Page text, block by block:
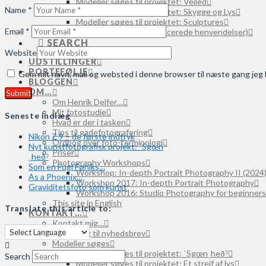
Modeller søges til projektet: Skygge og Lys
Modeller søges til projektet: Sculptures
Modeller søges (uspecificerede henvendelser)
SEARCH
UDSTILLINGER
PORTEFØLJE
BLOGGEN
OM…
Om Henrik Delfer…
Mit fotostudie
Hvad er der i tasken
Tips til gadefotografering
Ordbog over foto-terminologi
Priser
Photography Workshops
Workshop: In-depth Portrait Photography II (2024)
Workshop 2017: In-depth Portrait Photography
Workshop 2016: Studio Photography for beginners
This site in English
KONTAKT…
Kontakt mig…
Tilmelding til nyhedsbrev
Modeller søges
Modeller søges til projektet: ˈSgœnˌheðˀ
Modeller søges til projektet: Et strejf af lys
Name *
Email *
Website
Gem mit navn, mail og websted i denne browser til næste gang jeg
Seneste indlæg
Nikon Z 9 – de første indtryk
Nyt kunstfotografisk projekt: ˈSgœn
ˌheðˀ
Som en Fugl Føniks…
As a Phoenix…
Graviditetsfoto som kunst
Translate this article to:
Search